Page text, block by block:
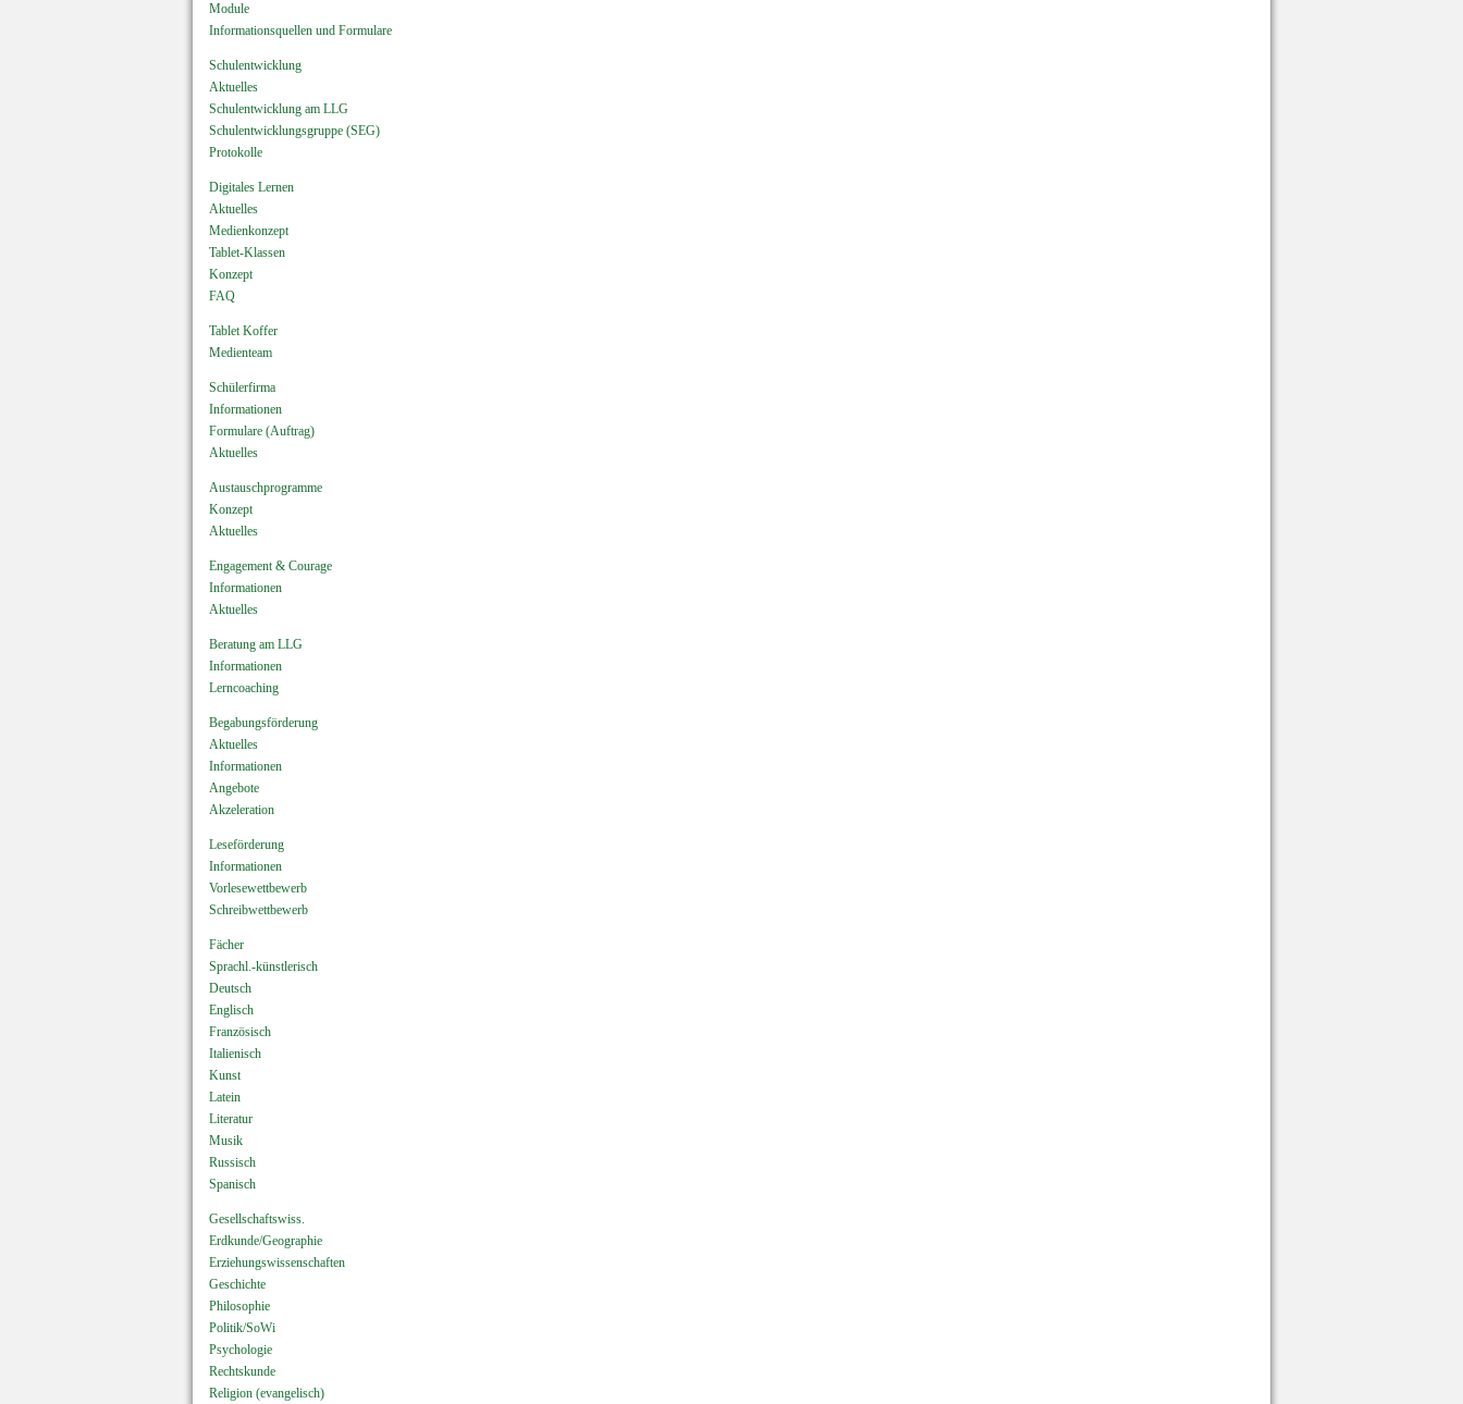
Module
Informationsquellen und Formulare
Schulentwicklung
Aktuelles
Schulentwicklung am LLG
Schulentwicklungsgruppe (SEG)
Protokolle
Digitales Lernen
Aktuelles
Medienkonzept
Tablet-Klassen
Konzept
FAQ
Tablet Koffer
Medienteam
Schülerfirma
Informationen
Formulare (Auftrag)
Aktuelles
Austauschprogramme
Konzept
Aktuelles
Engagement & Courage
Informationen
Aktuelles
Beratung am LLG
Informationen
Lerncoaching
Begabungsförderung
Aktuelles
Informationen
Angebote
Akzeleration
Leseförderung
Informationen
Vorlesewettbewerb
Schreibwettbewerb
Fächer
Sprachl.-künstlerisch
Deutsch
Englisch
Französisch
Italienisch
Kunst
Latein
Literatur
Musik
Russisch
Spanisch
Gesellschaftswiss.
Erdkunde/Geographie
Erziehungswissenschaften
Geschichte
Philosophie
Politik/SoWi
Psychologie
Rechtskunde
Religion (evangelisch)